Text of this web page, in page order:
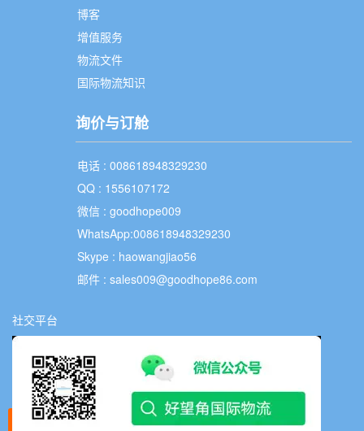
微信询价
博客
增值服务
物流文件
国际物流知识
询价与订舱
电话 : 008618948329230
QQ : 1556107172
微信 : goodhope009
WhatsApp:008618948329230
Skype : haowangjiao56
邮件 : sales009@goodhope86.com
社交平台